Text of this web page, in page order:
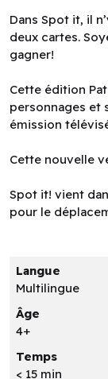
Dans Spot it, il
deux cartes.
gagner!
Cette édition
personnages et
émission
Cette nouvelle
Spot it! vient
pour le
Langue
Multilingue
Âge
4+
Temps
< 15 min